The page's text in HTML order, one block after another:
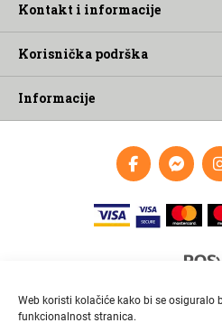
Web koristi kolačiće kako bi se osiguralo
funkcionalnost stranica.
Kontakt i informacije
Korisnička podrška
Informacije